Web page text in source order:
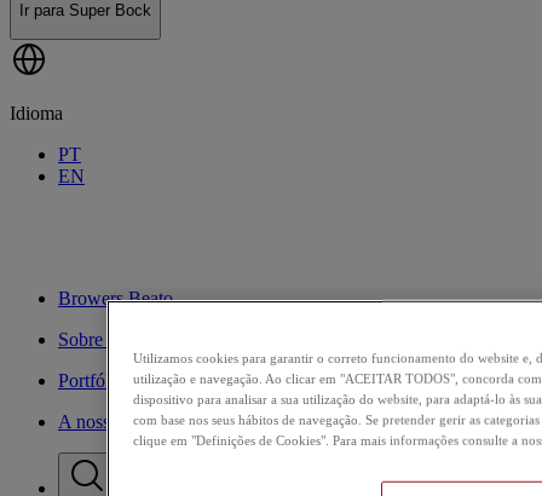
Ir para Super Bock
Idioma
PT
EN
Browers Beato
Sobre a Browers
Portfólio Browers
A nossa Produção
Utilizamos cookies para garantir o correto funcionamento do website e,
utilização e navegação. Ao clicar em "ACEITAR TODOS", concorda
dispositivo para analisar a sua utilização do website, para adaptá-lo às
com base nos seus hábitos de navegação. Se pretender gerir as
clique em "Definições de Cookies". Para mais informações consulte a